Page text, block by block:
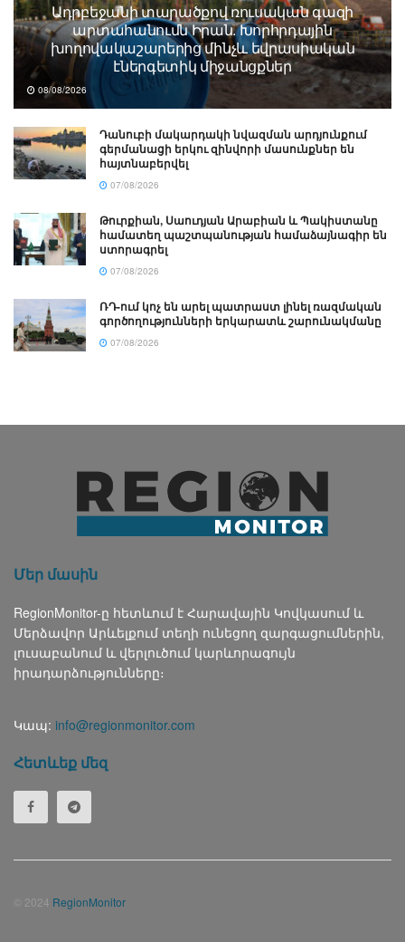
Ադրբեջանի տարածքով ռուսական գազի
արտահանումն Իրան. Խորհրդային
խողովակաշարերից մինչև եվրասիական
էներգետիկ միջանցքներ
08/08/2026
Դանուբի մակարդակի նվազման արդյունքում
գերմանացի երկու զինվորի մասունքներ են
հայտնաբերվել
07/08/2026
Թուրքիան, Սաուդյան Արաբիան և Պակիստանը
համատեղ պաշտպանության համաձայնագիր են
ստորագրել
07/08/2026
ՌԴ-ում կոչ են արել պատրաստ լինել ռազմական
գործողությունների երկարատև շարունակմանը
07/08/2026
Մեր մասին
RegionMonitor-ը հետևում է Հարավային Կովկասում և
Մերձավոր Արևելքում տեղի ունեցող զարգացումներին,
լուսաբանում և վերլուծում կարևորագույն
իրադարձությունները։
Կապ: info@regionmonitor.com
Հետևեք մեզ
© 2024 RegionMonitor